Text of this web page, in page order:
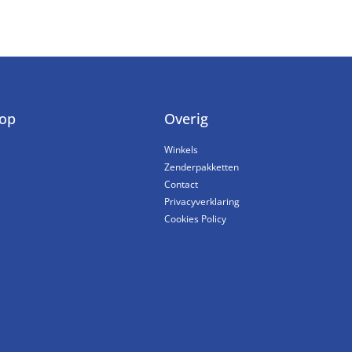
Overig
Winkels
Zenderpakketten
Contact
Privacyverklaring
Cookies Policy